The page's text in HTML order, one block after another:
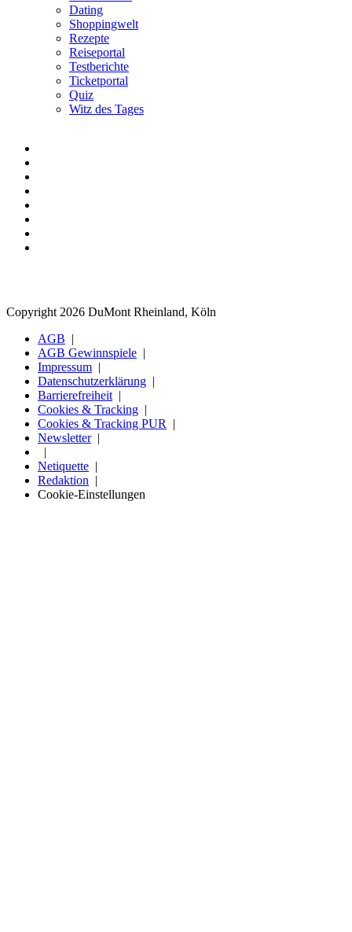
Dating
Shoppingwelt
Rezepte
Reiseportal
Testberichte
Ticketportal
Quiz
Witz des Tages
Copyright 2026 DuMont Rheinland, Köln
AGB
AGB Gewinnspiele
Impressum
Datenschutzerklärung
Barrierefreiheit
Cookies & Tracking
Cookies & Tracking PUR
Newsletter
Netiquette
Redaktion
Cookie-Einstellungen